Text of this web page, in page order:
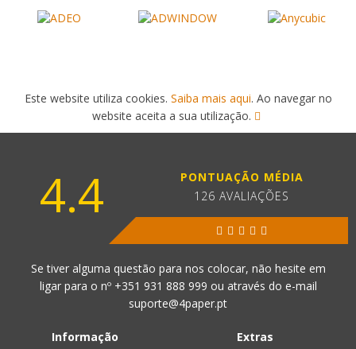
Este website utiliza cookies. Saiba mais aqui. Ao navegar no
website aceita a sua utilização.
4.4
PONTUAÇÃO MÉDIA
126 AVALIAÇÕES
Se tiver alguma questão para nos colocar, não hesite em
ligar para o nº +351 931 888 999 ou através do e-mail
suporte@4paper.pt
Informação
Extras